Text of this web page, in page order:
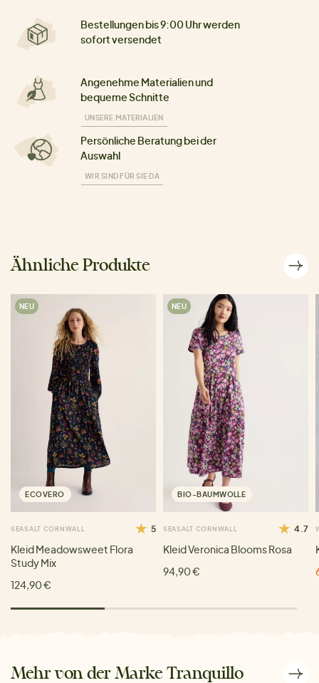
Bestellungen bis 9:00 Uhr werden
sofort versendet
Angenehme Materialien und
bequeme Schnitte
UNSERE MATERIALIEN
Persönliche Beratung bei der
Auswahl
WIR SIND FÜR SIE DA
Ähnliche Produkte
NEU
ECOVERO
SEASALT CORNWALL 5
Kleid Meadowsweet Flora
Study Mix
124,90 €
NEU
BIO-BAUMWOLLE
SEASALT CORNWALL 4.7
Kleid Veronica Blooms Rosa
94,90 €
Mehr von der Marke Tranquillo